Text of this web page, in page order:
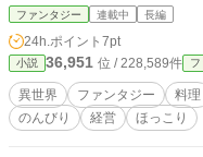
った！ ブラック企業で酷使されながら、それでも料理が大
して異世界でどんな
レと超ご都合
れながらお送
ジはホワイトな飲
レと超ご都合
ファンタジー 連載中 長編
24h.ポイント 7pt
小説 36,951 位 / 228,589件
異世界 ファンタジー 料理
のんびり
経営 ほっこり